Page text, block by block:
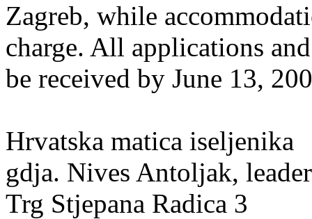
Zagreb, while
charge. All applications
be received by June 13,
Hrvatska matica iseljenika
gdja. Nives Antoljak,
Trg Stjepana Radica 3